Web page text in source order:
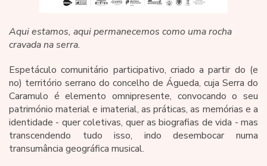
Aqui estamos, aqui permanecemos como uma rocha
cravada na serra.
Espetáculo comunitário participativo, criado a partir do (e
no) território serrano do concelho de Águeda, cuja Serra do
Caramulo é elemento omnipresente, convocando o seu
património material e imaterial, as práticas, as memórias e a
identidade - quer coletivas, quer as biografias de vida - mas
transcendendo tudo isso, indo desembocar numa
transumância geográfica musical.